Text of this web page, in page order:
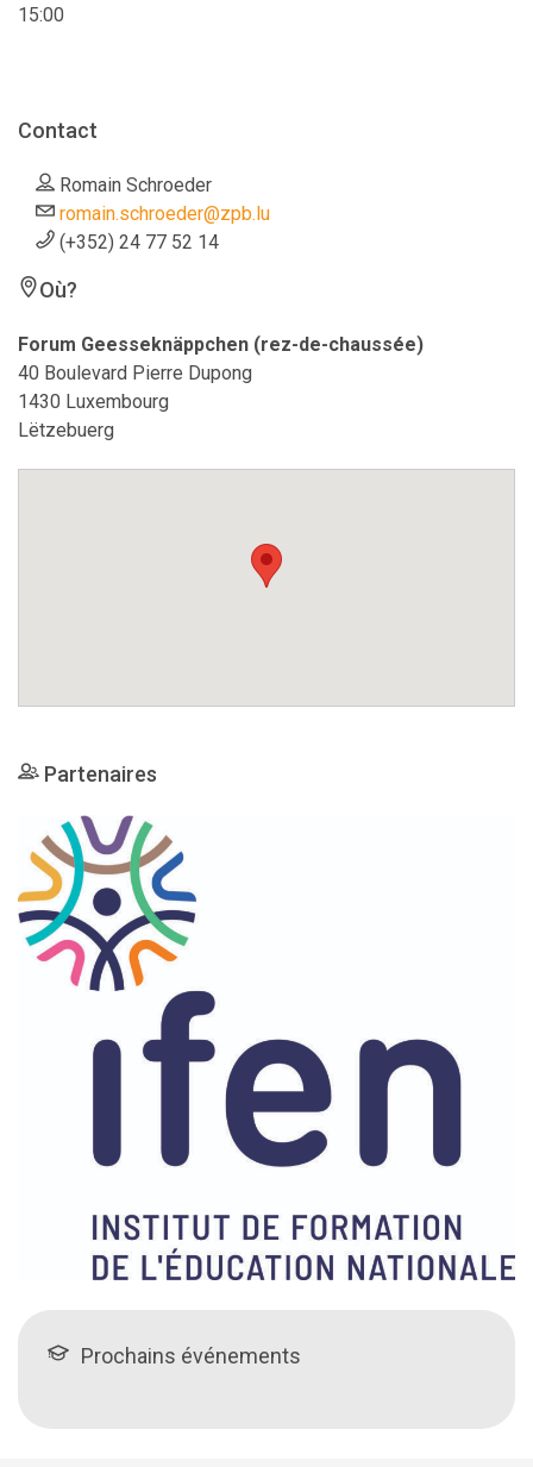
15:00
Contact
Romain Schroeder
romain.schroeder@zpb.lu
(+352) 24 77 52 14
Où?
Forum Geesseknäppchen (rez-de-chaussée)
40 Boulevard Pierre Dupong
1430 Luxembourg
Lëtzebuerg
Partenaires
Prochains événements